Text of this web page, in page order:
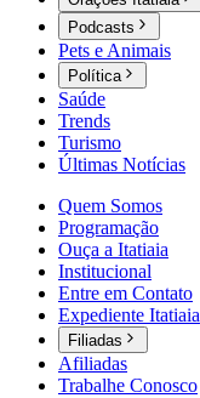
Podcasts
Pets e Animais
Política
Saúde
Trends
Turismo
Últimas Notícias
Quem Somos
Programação
Ouça a Itatiaia
Institucional
Entre em Contato
Expediente Itatiaia
Filiadas
Afiliadas
Trabalhe Conosco